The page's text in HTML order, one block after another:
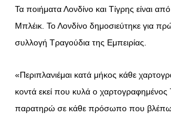
Τα ποιήματα Λονδίνο και Τίγρης είναι
Μπλέικ. Το Λονδίνο δημοσιεύτηκε για
συλλογή Τραγούδια της Εμπειρίας.
«Περιπλανιέμαι κατά μήκος κάθε
κοντά εκεί που κυλά ο χαρτογραφημένος
παρατηρώ σε κάθε πρόσωπο που βλέπω,